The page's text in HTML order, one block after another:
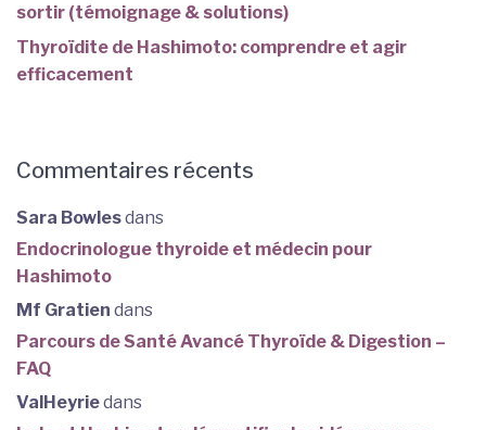
sortir (témoignage & solutions)
Thyroïdite de Hashimoto: comprendre et agir
efficacement
Commentaires récents
Sara Bowlesdans
Endocrinologue thyroide et médecin pour
Hashimoto
Mf Gratien dans
Parcours de Santé Avancé Thyroïde & Digestion –
FAQ
ValHeyriedans